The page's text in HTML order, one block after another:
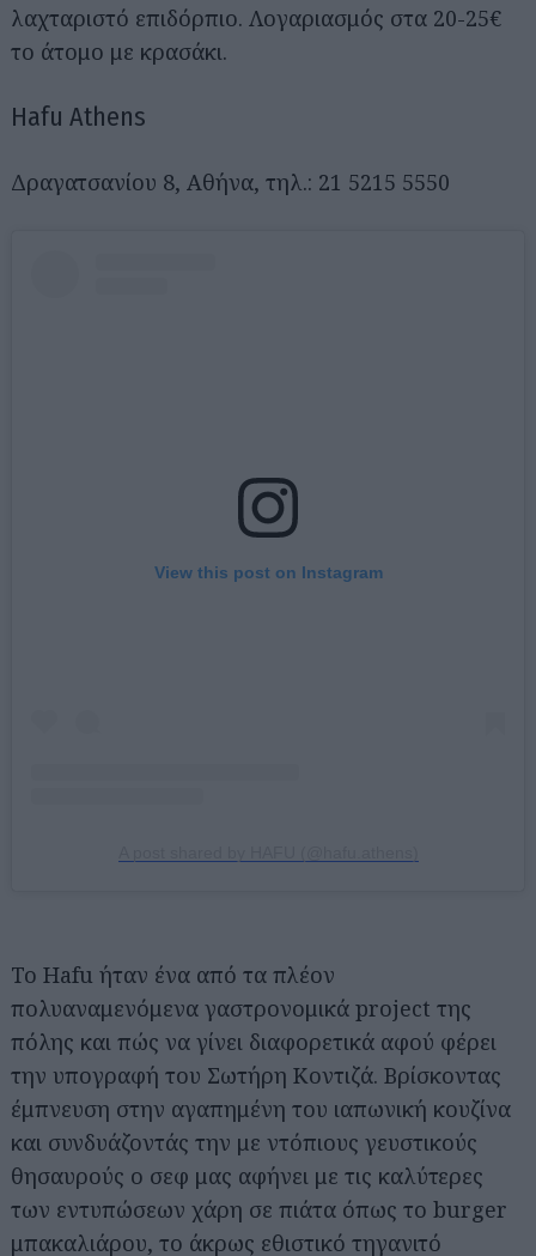
λαχταριστό επιδόρπιο. Λογαριασμός στα 20-25€
το άτομο με κρασάκι.
Hafu Athens
Δραγατσανίου 8, Αθήνα, τηλ.: 21 5215 5550
View this post on Instagram
To Hafu ήταν ένα από τα πλέον
πολυαναμενόμενα γαστρονομικά project της
πόλης και πώς να γίνει διαφορετικά αφού φέρει
την υπογραφή του Σωτήρη Κοντιζά. Βρίσκοντας
έμπνευση στην αγαπημένη του ιαπωνική κουζίνα
και συνδυάζοντάς την με ντόπιους γευστικούς
θησαυρούς ο σεφ μας αφήνει με τις καλύτερες
των εντυπώσεων χάρη σε πιάτα όπως το burger
μπακαλιάρου, το άκρως εθιστικό τηγανιτό